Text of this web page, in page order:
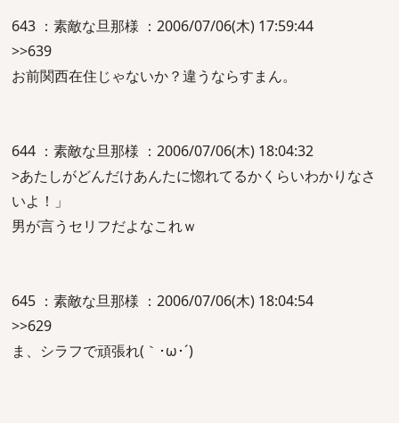
643 ：素敵な旦那様 ：2006/07/06(木) 17:59:44
>>639
お前関西在住じゃないか？違うならすまん。
644 ：素敵な旦那様 ：2006/07/06(木) 18:04:32
>あたしがどんだけあんたに惚れてるかくらいわかりなさ
いよ！」
男が言うセリフだよなこれｗ
645 ：素敵な旦那様 ：2006/07/06(木) 18:04:54
>>629
ま、シラフで頑張れ(｀･ω･´)